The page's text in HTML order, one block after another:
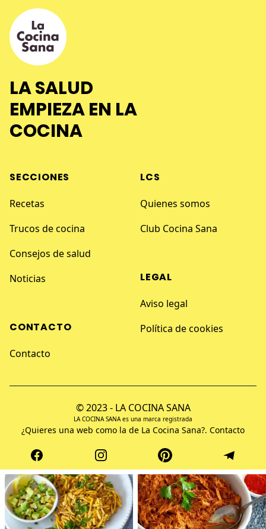
LA SALUD
EMPIEZA EN LA
COCINA
SECCIONES
Recetas
Trucos de cocina
Consejos de salud
Noticias
CONTACTO
Contacto
LCS
Quienes somos
Club Cocina Sana
LEGAL
Aviso legal
Política de cookies
© 2023 - LA COCINA SANA
LA COCINA SANA es una marca registrada
¿Quieres una web como la de La Cocina Sana?. Contacto
Facebook Instagram Pinterest Telegram